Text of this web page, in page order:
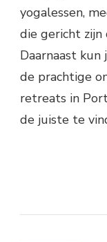
yogalessen,
die gericht zijn
Daarnaast
de prachtige
retreats in
de juiste te